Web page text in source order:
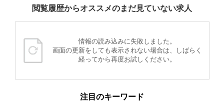
閲覧履歴からオススメのまだ見ていない求人
情報の読み込みに失敗しました。
画面の更新をしても表示されない場合は、しばらく
経ってから再度お試しください。
注目のキーワード